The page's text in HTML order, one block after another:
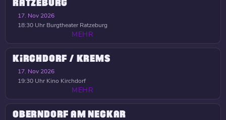
RATZEBURG
17. Nov 2026
18:30 Uhr Burgtheater Ratzeburg
MEHR
KIRCHDORF / KREMS
17. Nov 2026
19:30 Uhr Kino Kirchdorf
MEHR
OBERNDORF AM NECKAR